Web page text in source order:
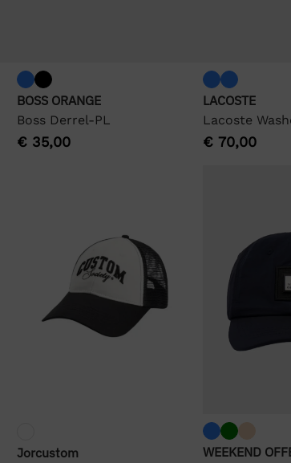
BOSS ORANGE
Boss Derrel-PL
€35,00
LACOSTE
Lacoste
€ 70,00
Jorcustom WEEKEND